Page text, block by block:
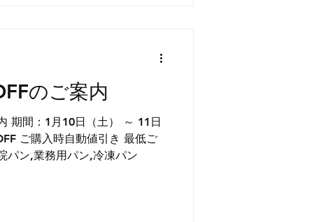
のご案内
：2050円以上 病院パン,業務用パン,冷凍パン